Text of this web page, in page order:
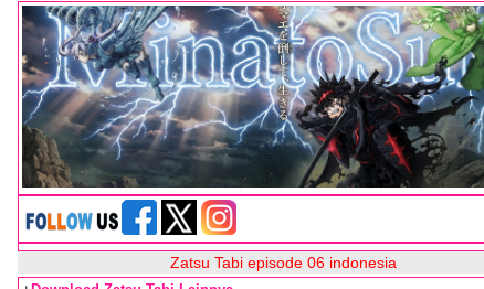
Zatsu Tabi episode 06 indonesia